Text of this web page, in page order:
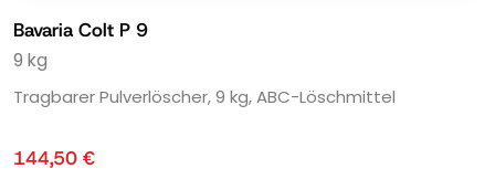
Bavaria Colt P 9
9 kg
Tragbarer Pulverlöscher, 9 kg, ABC-Löschmittel
144,50 €